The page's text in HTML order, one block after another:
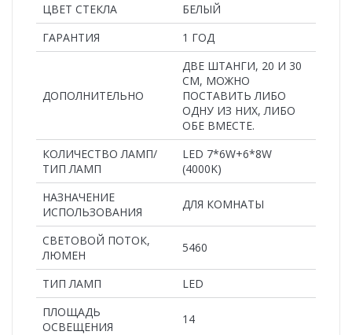
ЦВЕТ СТЕКЛА
БЕЛЫЙ
ГАРАНТИЯ
1 ГОД
ДОПОЛНИТЕЛЬНО
ДВЕ ШТАНГИ, 20 И 30
СМ, МОЖНО
ПОСТАВИТЬ ЛИБО
ОДНУ ИЗ НИХ, ЛИБО
ОБЕ ВМЕСТЕ.
КОЛИЧЕСТВО ЛАМП/
ТИП ЛАМП
LED 7*6W+6*8W
(4000K)
НАЗНАЧЕНИЕ
ИСПОЛЬЗОВАНИЯ
ДЛЯ КОМНАТЫ
СВЕТОВОЙ ПОТОК,
ЛЮМЕН
5460
ТИП ЛАМП
LED
ПЛОЩАДЬ
ОСВЕЩЕНИЯ
14